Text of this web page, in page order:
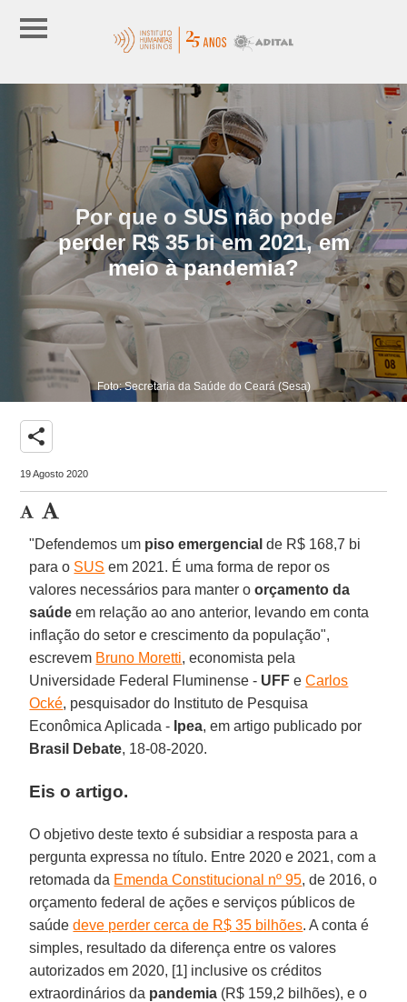
Por que o SUS não pode
perder R$ 35 bi em 2021, em
meio à pandemia?
Foto: Secretaria da Saúde do Ceará (Sesa)
share
19 Agosto 2020
"Defendemos um piso emergencial de R$ 168,7 bi
para o SUS em 2021. É uma forma de repor os
valores necessários para manter oorçamento da
saúde em relação ao ano anterior, levando em conta
inflação do setor e crescimento da população",
escrevem Bruno Moretti, economista pela
Universidade Federal Fluminense - UFF eCarlos
Ocké, pesquisador do Instituto de Pesquisa
Econômica Aplicada - Ipea, em artigo publicado por
Brasil Debate, 18-08-2020.
Eis o artigo.
O objetivo deste texto é subsidiar a resposta para a
pergunta expressa no título. Entre 2020 e 2021, com a
retomada da Emenda Constitucional nº 95, de 2016, o
orçamento federal de ações e serviços públicos de
saúdedeve perder cerca de R$ 35 bilhões. A conta é
simples, resultado da diferença entre os valores
autorizados em 2020, [1] inclusive os créditos
extraordinários da pandemia (R$ 159,2 bilhões), e o